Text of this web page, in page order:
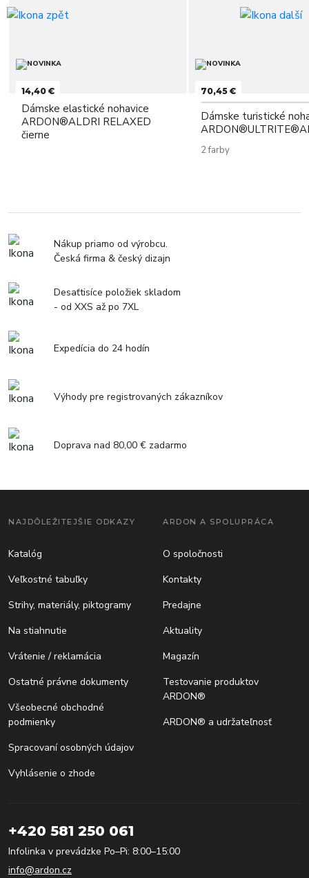
14,40 €
Dámske elastické nohavice
ARDON®ALDRI RELAXED
čierne
70,45 €
Dámske turistické
2 farby
Nákup priamo od výrobcu.
Česká firma & český dizajn
Desaťtisíce položiek skladom
- od XXS až po 7XL
Expedícia do 24 hodín
Výhody pre registrovaných zákazníkov
Doprava nad 80,00 € zadarmo
NAJDÔLEŽITEJŠIE ODKAZY
Katalóg
Veľkostné tabuľky
Strihy, materiály, piktogramy
Na stiahnutie
Vrátenie / reklamácia
Ostatné právne dokumenty
Všeobecné obchodné
podmienky
Spracovaní osobných údajov
Vyhlásenie o zhode
ARDON A SPOLUPRÁCA
O spoločnosti
Kontakty
Predajne
Aktuality
Magazín
Testovanie produktov
ARDON®
ARDON® a udržateľnosť
+420 581 250 061
Infolinka v prevádzke Po–Pi: 8:00–15:00
info@ardon.cz